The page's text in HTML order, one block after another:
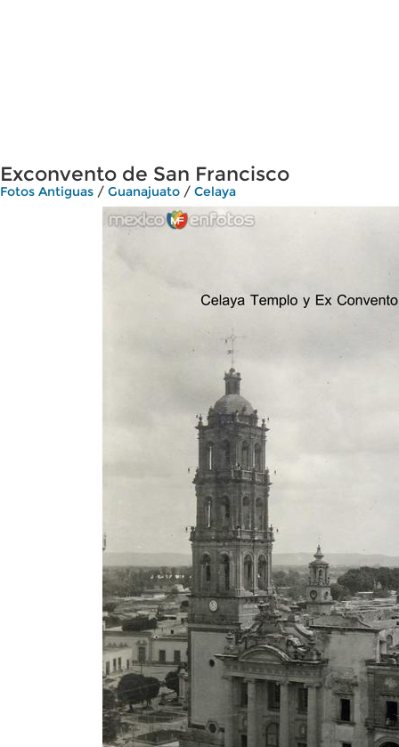
Exconvento de San Francisco
Fotos Antiguas / Guanajuato / Celaya